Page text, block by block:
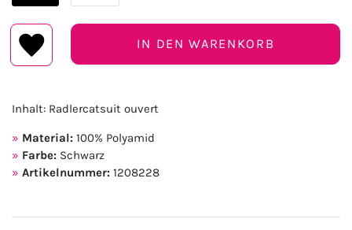
IN DEN WARENKORB
Inhalt: Radlercatsuit ouvert
Material: 100% Polyamid
Farbe: Schwarz
Artikelnummer: 1208228